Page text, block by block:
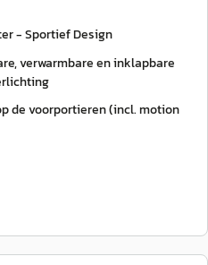
- Sportief Design
verwarmbare en inklapbare
de voorportieren (incl. motion